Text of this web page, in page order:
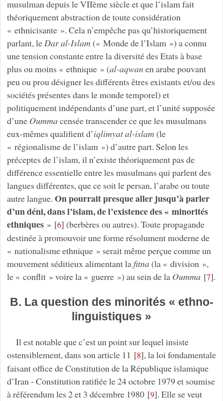
musulman depuis le VIIème siècle et que l’islam fait
théoriquement abstraction de toute considération
« ethnicisante ». Cela n’empêche pas qu’historiquement
parlant, leDar al-Islam(« Monde de l’Islam ») a connu
une tension constante entre la diversité des Etats à base
plus ou moins « ethnique » (al-aqwanen arabe pouvant
peu ou prou désigner les différents êtres existants et/ou des
sociétés présentes dans le monde temporel) et
politiquement indépendants d’une part, et l’unité supposée
d’une Oummacensée transcender ce que les musulmans
eux-mêmes qualifient d’iqlimyat al-islam(le
« régionalisme de l’islam ») d’autre part. Selon les
préceptes de l’islam, il n’existe théoriquement pas de
différence essentielle entre les musulmans qui parlent des
langues différentes, que ce soit le persan, l’arabe ou toute
autre langue. On pourrait presque aller jusqu’à parler
d’un déni, dans l’islam, de l’existence des « minorités
ethniques» [6] (berbères ou autres). Toute propagande
destinée à promouvoir une forme résolument moderne de
« nationalisme ethnique » serait même perçue comme un
mouvement séditieux alimentant la fitna(la « division »,
le « conflit » voire la « guerre ») au sein de la Oumma[7].
B. La question des minorités « ethno-
linguistiques »
Il est notable que c’est un point sur lequel insiste
ostensiblement, dans son article 11 [8], la loi fondamentale
faisant office de Constitution de la République islamique
d’Iran - Constitution ratifiée le 24 octobre 1979 et soumise
à référendum les 2 et 3 décembre 1980[9]. Elle se veut